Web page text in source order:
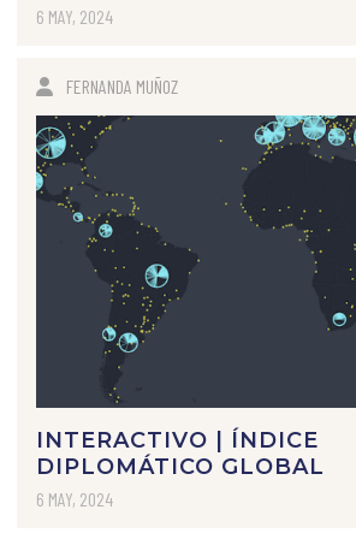
6 MAY, 2024
FERNANDA MUÑOZ
INTERACTIVO | ÍNDICE
DIPLOMÁTICO GLOBAL
6 MAY, 2024